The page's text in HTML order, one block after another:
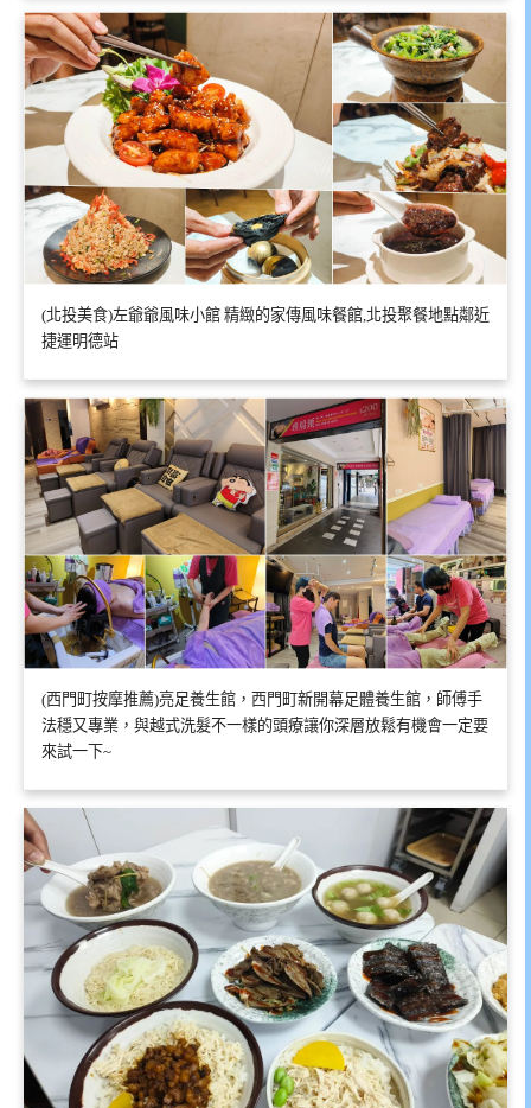
(北投美食)左爺爺風味小館 精緻的家傳風味餐館,北投聚餐地點鄰近
捷運明德站
(西門町按摩推薦)亮足養生館，西門町新開幕足體養生館，師傅手
法穩又專業，與越式洗髮不一樣的頭療讓你深層放鬆有機會一定要
來試一下~